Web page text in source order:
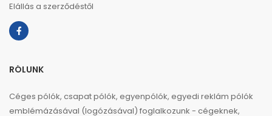
Elállás a szerződéstől
RÓLUNK
Céges pólók, csapat pólók, egyenpólók, egyedi reklám pólók
emblémázásával (logózásával) foglalkozunk - cégeknek,